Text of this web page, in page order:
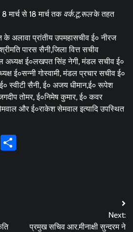
मार्च से 18 मार्च तक वर्क.टू.रूलके तहत
अलावा प्रांतीय उपमहासचीव ई० नीरज
पारस सैनी,जिला वित्त सचीव
अध्यक्ष ई०लखपत सिंह नेगी, मंडल सचीव ई०
ई०सन्नी गोस्वामी, मंडल प्रचार सचीव ई०
ई० स्वीटी सैनी, ई० अजय धीमान,ई० रूपेश
तोमर, ई०निमेष कुमार, ई० कवर
और ई०राकेश सेमवाल इत्यादि उपस्थित
Telegram
Next:
प्रमुख सचिव आर.मीनाक्षी सुन्दरम ने